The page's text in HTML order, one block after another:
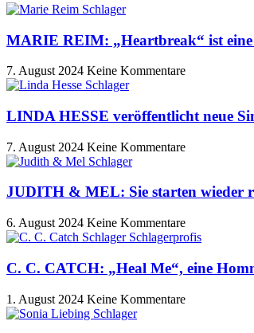
MARIE REIM: „Heartbreak“ ist
7. August 2024 Keine Kommentare
LINDA HESSE veröffentlicht neue
7. August 2024 Keine Kommentare
JUDITH & MEL: Sie starten wieder
6. August 2024 Keine Kommentare
C. C. CATCH: „Heal Me“, eine
1. August 2024 Keine Kommentare